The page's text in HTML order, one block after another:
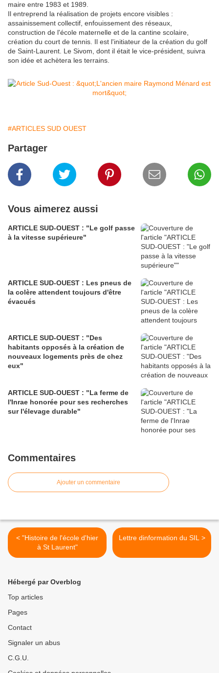
maire entre 1983 et 1989.
Il entreprend la réalisation de projets encore visibles :
assainissement collectif, enfouissement des réseaux,
construction de l'école maternelle et de la cantine scolaire,
création du court de tennis. Il est l'initiateur de la création du golf
de Saint-Laurent. Le Sivom, dont il était le vice-président, suivra
son idée et achètera les terrains.
#ARTICLES SUD OUEST
Partager
Vous aimerez aussi
ARTICLE SUD-OUEST : "Le golf passe
à la vitesse supérieure"
ARTICLE SUD-OUEST : Les pneus de
la colère attendent toujours d'être
évacués
ARTICLE SUD-OUEST : "Des
habitants opposés à la création de
nouveaux logements près de chez
eux"
ARTICLE SUD-OUEST : "La ferme de
l'Inrae honorée pour ses recherches
sur l'élevage durable"
Commentaires
Ajouter un commentaire
< "Histoire de l'école d'hier
à St Laurent"
Lettre dinformation du SIL >
Hébergé par Overblog
Top articles
Pages
Contact
Signaler un abus
C.G.U.